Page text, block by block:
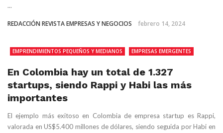
...
REDACCIÓN REVISTA EMPRESAS Y NEGOCIOS febrero 14, 2024
EMPRENDIMIENTOS PEQUEÑOS Y MEDIANOS
EMPRESAS EMERGENTES
En Colombia hay un total de 1.327
startups, siendo Rappi y Habi las más
importantes
El ejemplo más exitoso en Colombia de empresa startup es Rappi,
valorada en US$5.400 millones de dólares, siendo seguida por Habi en